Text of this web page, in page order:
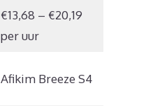
€13,68 – €20,19
per uur
Afikim Breeze S4